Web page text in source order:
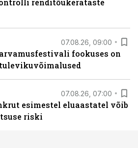
renditõukerataste
07.08.26, 09:00
arvamusfestivali fookuses on
07.08.26, 07:00
esimestel eluaastatel võib
riski